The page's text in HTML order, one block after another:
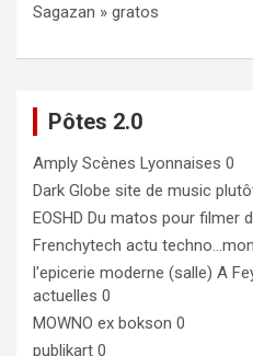
Sagazan » gratos
Pôtes 2.0
Amply Scènes Lyonnaises 0
Dark Globe site de music
EOSHD Du matos pour filmer
Frenchytech actu
l'epicerie moderne (salle) A
actuelles 0
MOWNO ex bokson 0
publikart 0